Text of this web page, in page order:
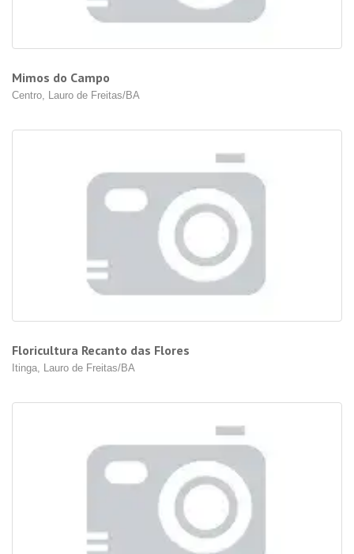
Mimos do Campo
Centro, Lauro de Freitas/BA
Floricultura Recanto das Flores
Itinga, Lauro de Freitas/BA